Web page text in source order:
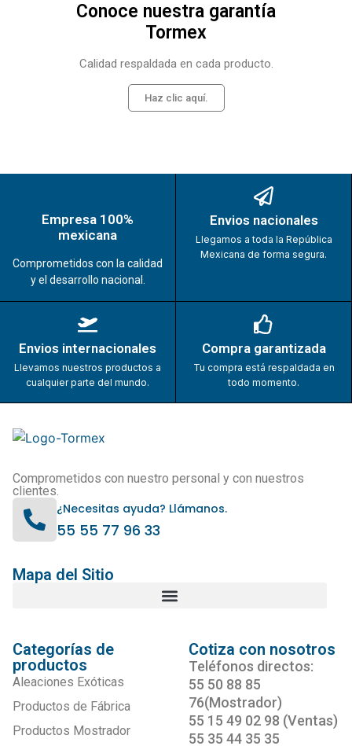
Conoce nuestra garantía
Tormex
Calidad respaldada en cada producto.
Haz clic aquí.
Empresa 100%
mexicana
Comprometidos con la calidad
y el desarrollo nacional.
Envios nacionales
Llegamos a toda la República
Mexicana de forma segura.
Envios internacionales
Llevamos nuestros productos a
cualquier parte del mundo.
Compra garantizada
Tu compra está respaldada en
todo momento.
Comprometidos con nuestro personal y con nuestros
clientes.
¿Necesitas ayuda? Llámanos.
55 55 77 96 33
Mapa del Sitio
Categorías de
productos
Aleaciones Exóticas
Productos de Fábrica
Productos Mostrador
Cotiza con nosotros
Teléfonos directos:
55 50 88 85
76(Mostrador)
55 15 49 02 98 (Ventas)
55 35 44 35 35